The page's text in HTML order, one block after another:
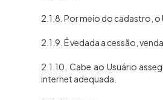
2.1.8. Por meio do cadastro, o
2.1.9. É vedada a cessão,
2.1.10. Cabe ao Usuário
internet adequada.